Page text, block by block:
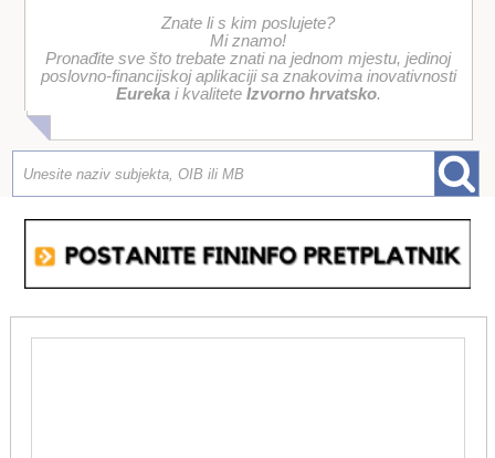
Znate li s kim poslujete?
Mi znamo!
Pronađite sve što trebate znati na jednom mjestu, jedinoj
poslovno-financijskoj aplikaciji sa znakovima inovativnosti
Eurekai kvalitete Izvorno hrvatsko.